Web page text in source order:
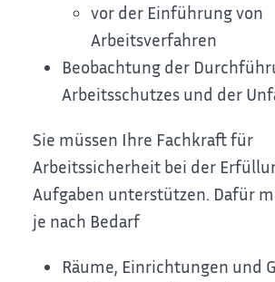
vor der Einführung von
Arbeitsverfahren
Beobachtung der
Arbeitsschutzes und der
Sie müssen Ihre Fachkraft für
Arbeitssicherheit bei der
Aufgaben unterstützen. Dafür
je nach Bedarf
Räume, Einrichtungen und